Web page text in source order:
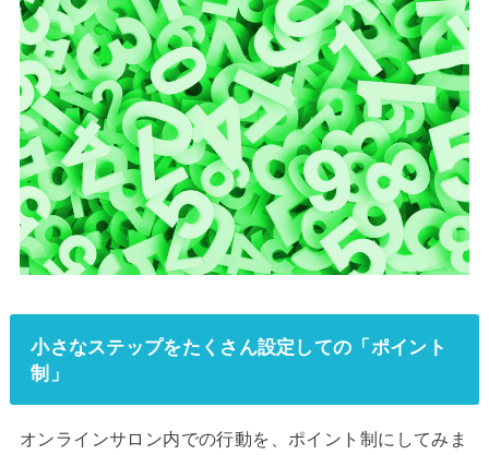
小さなステップをたくさん設定しての「ポイント
制」
オンラインサロン内での行動を、ポイント制にしてみま